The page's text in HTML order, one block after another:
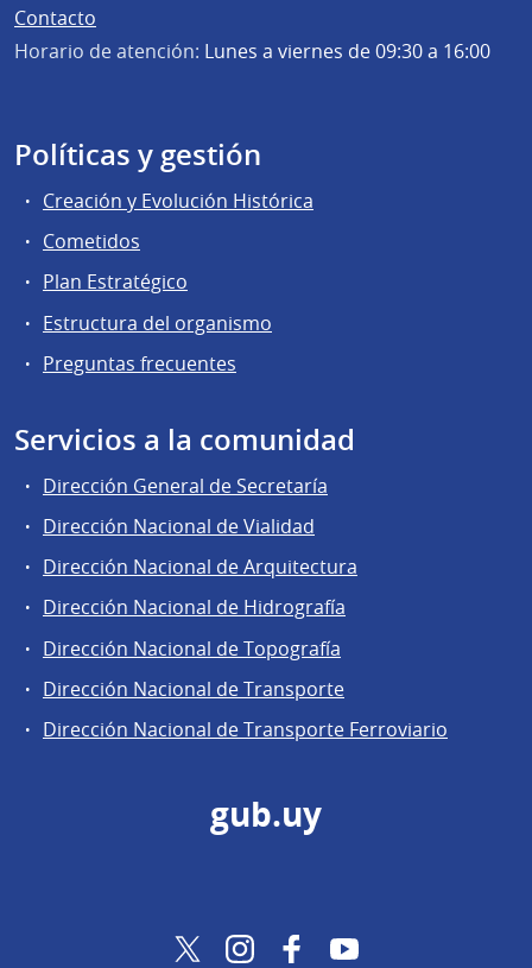
Contacto
Horario de atención: Lunes a viernes de 09:30 a 16:00
Políticas y gestión
Creación y Evolución Histórica
Cometidos
Plan Estratégico
Estructura del organismo
Preguntas frecuentes
Servicios a la comunidad
Dirección General de Secretaría
Dirección Nacional de Vialidad
Dirección Nacional de Arquitectura
Dirección Nacional de Hidrografía
Dirección Nacional de Topografía
Dirección Nacional de Transporte
Dirección Nacional de Transporte Ferroviario
gub.uy
TwitterInstagramFacebookYouTube